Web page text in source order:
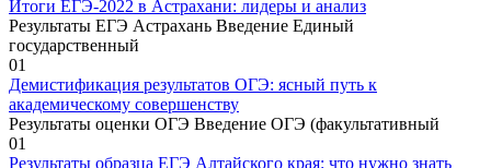
Итоги ЕГЭ-2022 в Астрахани: лидеры и анализ
Результаты ЕГЭ Астрахань Введение Единый
государственный
01
Демистификация результатов ОГЭ: ясный путь к
академическому совершенству
Результаты оценки ОГЭ Введение ОГЭ (факультативный
01
Результаты образца ЕГЭ Алтайского края: что нужно знать